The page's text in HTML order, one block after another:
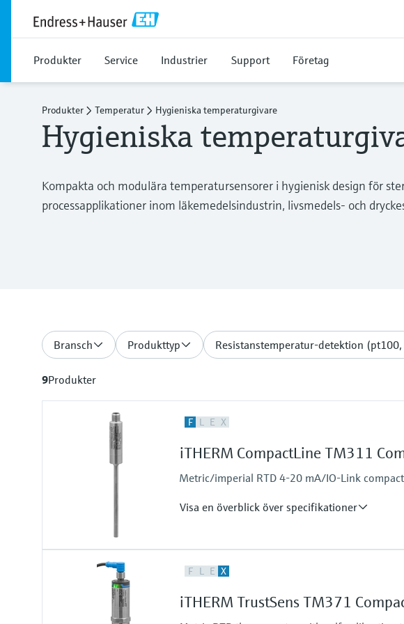
Produkter Service Industrier Support Företag
Produkter Temperatur Hygieniska temperaturgivare
Hygieniska
Kompakta och modulära temperatursensorer i hygienisk design för
processapplikationer inom läkemedelsindustrin, livsmedels- och
Bransch Produkttyp Resistanstemperatur-detektion (pt100,
9Produkter
F L E X
iTHERM CompactLine TM311
Metric/imperial RTD 4-20 mA/IO-Link
Visa en överblick över specifikationer
Accuracy
Response time
t50 = 1 s
F L E X
iTHERM TrustSens TM371